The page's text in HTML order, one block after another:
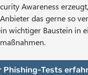
Awareness
das gerne so
wichtiger Baustein in
Phishing-Tests